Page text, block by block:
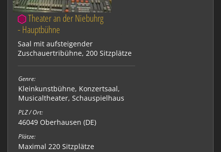
Theater an der Niebuhrg
- Hauptbühne
Saal mit aufsteigender
Zuschauertribühne, 200 Sitzplätze
Genre:
Kleinkunstbühne, Konzertsaal,
Musicaltheater, Schauspielhaus
PLZ / Ort:
46049 Oberhausen (DE)
Plätze:
Maximal 220 Sitzplätze